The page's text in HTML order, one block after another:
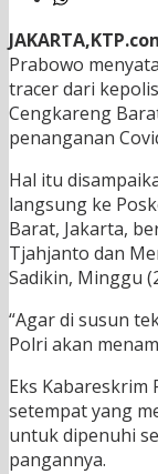
Prabowo
tracer dari
Cengkareng
penanganan
Hal itu
langsung ke
Barat, Jakarta,
Tjahjanto dan
Sadikin, Minggu
“Agar di susun
Polri akan
Eks Kabareskrim
setempat yang
untuk dipenuhi
pangannya.